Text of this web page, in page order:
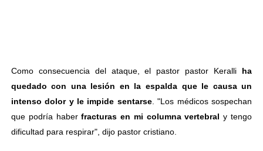
Como consecuencia del ataque, el pastor pastor Keralli ha
quedado con una lesión en la espalda que le causa un
intenso dolor y le impide sentarse. "Los médicos sospechan
que podría haberfracturas en mi columna vertebraly tengo
dificultad para respirar", dijo pastor cristiano.